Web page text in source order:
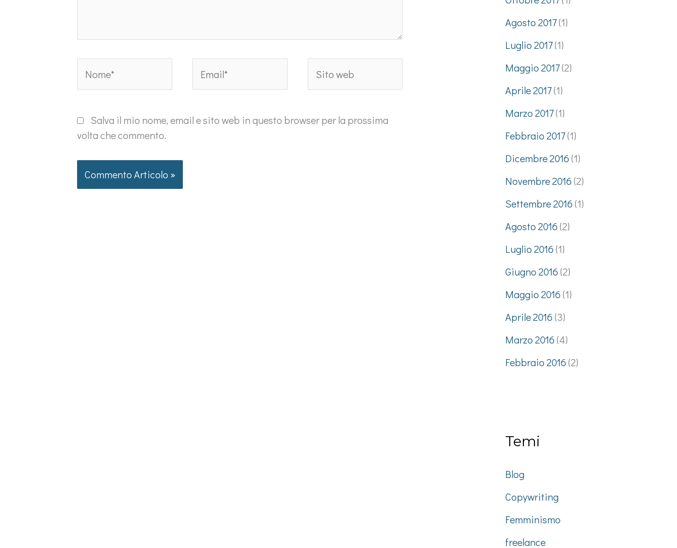
web
Salva il mio nome, email e sito web in questo browser per la prossima
volta che commento.
Agosto 2017(1)
Luglio 2017(1)
Maggio 2017(2)
Aprile 2017(1)
Marzo 2017(1)
Febbraio 2017(1)
Dicembre 2016(1)
Novembre 2016(2)
Settembre 2016(1)
Agosto 2016(2)
Luglio 2016(1)
Giugno 2016(2)
Maggio 2016(1)
Aprile 2016(3)
Marzo 2016(4)
Febbraio 2016(2)
Temi
Blog
Copywriting
Femminismo
freelance